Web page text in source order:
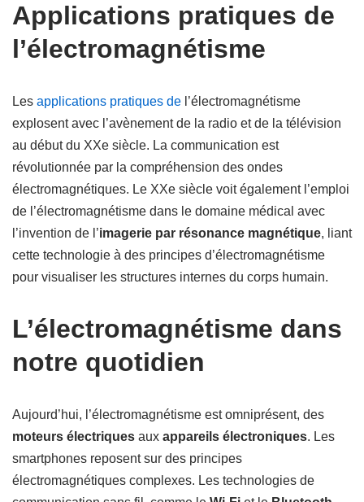
Applications pratiques de
l’électromagnétisme
Les applications pratiques de l’électromagnétisme
explosent avec l’avènement de la radio et de la télévision
au début du XXe siècle. La communication est
révolutionnée par la compréhension des ondes
électromagnétiques. Le XXe siècle voit également l’emploi
de l’électromagnétisme dans le domaine médical avec
l’invention de l’imagerie par résonance magnétique, liant
cette technologie à des principes d’électromagnétisme
pour visualiser les structures internes du corps humain.
L’électromagnétisme dans
notre quotidien
Aujourd’hui, l’électromagnétisme est omniprésent, des
moteurs électriques aux appareils électroniques. Les
smartphones reposent sur des principes
électromagnétiques complexes. Les technologies de